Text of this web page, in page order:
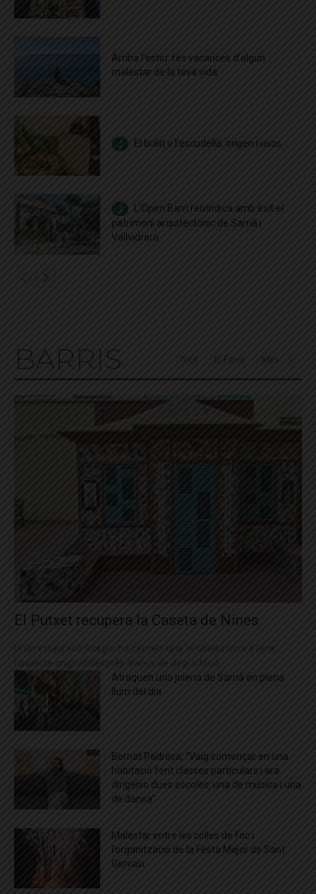
Arriba l’estiu: fes vacances d’algun
malestar de la teva vida
El bullit o l’escudella: origen i usos
L’Open Barri reivindica amb èxit el
patrimoni arquitectònic de Sarrià i
Vallvidrera
BARRIS Tots El Farró Més
El Putxet recupera la Caseta de Nines
Una restauració íntegra ha permès que la caseta torni a tenir
l'aspecte original després d’anys de degradació
Atraquen una joieria de Sarrià en plena
llum del dia
Bernat Padrosa: “Vaig començar en una
habitació fent classes particulars i ara
dirigeixo dues escoles: una de música i una
de dansa”
Malestar entre les colles de foc i
l’organització de la Festa Major de Sant
Gervasi